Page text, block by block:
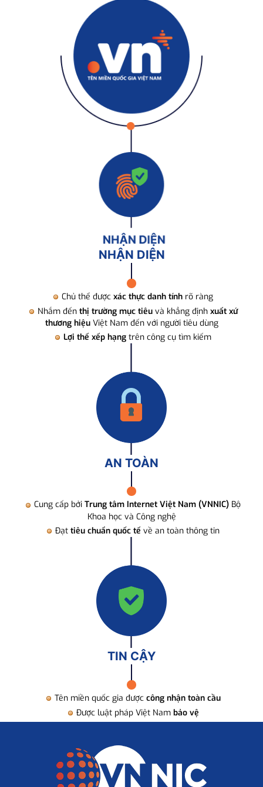
NHẬN DIỆN
Chủ thể được xác thực danh tính rõ ràng
Nhắm đến thị trường mục tiêuvà khẳng định xuất xứ
thương hiệuViệt Nam đến với người tiêu dùng
Lợi thế xếp hạng trên công cụ tìm kiếm
AN TOÀN
Cung cấp bởi Trung tâm Internet Việt Nam (VNNIC) Bộ
Khoa học và Công nghệ
Đạt tiêu chuẩn quốc tế về an toàn thông tin
TIN CẬY
Tên miền quốc gia được công nhận toàn cầu
Được luật pháp Việt Nam bảo vệ